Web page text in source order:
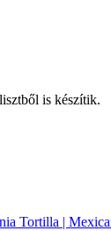
is készítik.
Tortilla |